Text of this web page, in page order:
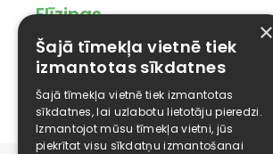
Elīzings
Affiliate
Karjera
Kontakti
×
Šajā tīmekļa vietnē tiek
izmantotas sīkdatnes
Šajā tīmekļa vietnē tiek izmantotas
sīkdatnes, lai uzlabotu lietotāju pieredzi.
Izmantojot mūsu tīmekļa vietni, jūs
piekrītat visu sīkdatņu izmantošanai